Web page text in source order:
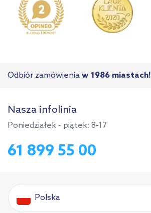
Odbiór zamówienia w 1986 miastach!
Nasza infolinia
Poniedziałek - piątek: 8-17
61 899 55 00
Polska